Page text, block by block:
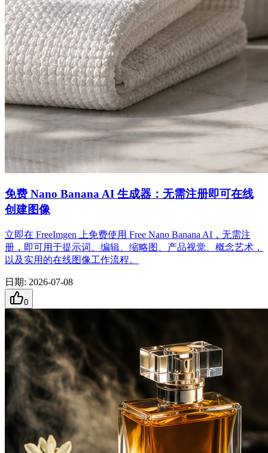
免费 Nano Banana AI 生成器：无需注册即可在线
创建图像
立即在 FreeImgen 上免费使用 Free Nano Banana AI，无需注
册，即可用于提示词、编辑、缩略图、产品视觉、概念艺术，
以及实用的在线图像工作流程。
日期: 2026-07-08
0